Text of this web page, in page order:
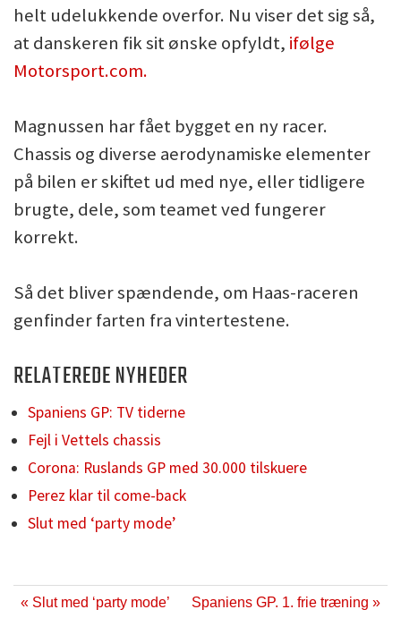
helt udelukkende overfor. Nu viser det sig så,
at danskeren fik sit ønske opfyldt, ifølge
Motorsport.com.
Magnussen har fået bygget en ny racer.
Chassis og diverse aerodynamiske elementer
på bilen er skiftet ud med nye, eller tidligere
brugte, dele, som teamet ved fungerer
korrekt.
Så det bliver spændende, om Haas-raceren
genfinder farten fra vintertestene.
RELATEREDE NYHEDER
Spaniens GP: TV tiderne
Fejl i Vettels chassis
Corona: Ruslands GP med 30.000 tilskuere
Perez klar til come-back
Slut med ‘party mode’
« Slut med ‘party mode’ Spaniens GP. 1. frie træning »